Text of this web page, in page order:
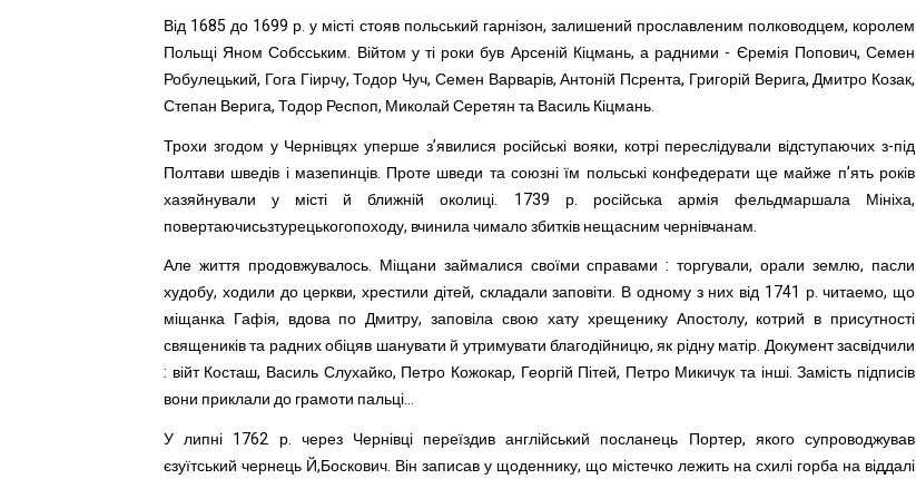
Від 1685 до 1699 р. у місті стояв польський гарнізон, залишений прославленим полководцем, королем
Польщі Яном Собсським. Війтом у ті роки був Арсеній Кіцмань, а радними - Єремія Попович, Семен
Робулецький, Гога Гіирчу, Тодор Чуч, Семен Варварів, Антоній Псрента, Григорій Верига, Дмитро Козак,
Степан Верига, Тодор Респоп, Миколай Серетян та Василь Кіцмань.
Трохи згодом у Чернівцях уперше з’явилися російські вояки, котрі переслідували відступаючих з-під
Полтави шведів і мазепинців. Проте шведи та союзні їм польські конфедерати ще майже п’ять років
хазяйнували у місті й ближній околиці. 1739 р. російська армія фельдмаршала Мініха,
повертаючисьзтурецькогопоходу, вчинила чимало збитків нещасним чернівчанам.
Але життя продовжувалось. Міщани займалися своїми справами : торгували, орали землю, пасли
худобу, ходили до церкви, хрестили дітей, складали заповіти. В одному з них від 1741 р. читаемо, що
міщанка Гафія, вдова по Дмитру, заповіла свою хату хрещенику Апостолу, котрий в присутності
священиків та радних обіцяв шанувати й утримувати благодійницю, як рідну матір. Документ засвідчили
: війт Косташ, Василь Слухайко, Петро Кожокар, Георгій Пітей, Петро Микичук та інші. Замість підписів
вони приклали до грамоти пальці...
У липні 1762 р. через Чернівці переїздив англійський посланець Портер, якого супроводжував
єзуїтський чернець Й,Боскович. Він записав у щоденнику, що містечко лежить на схилі горба на віддалі